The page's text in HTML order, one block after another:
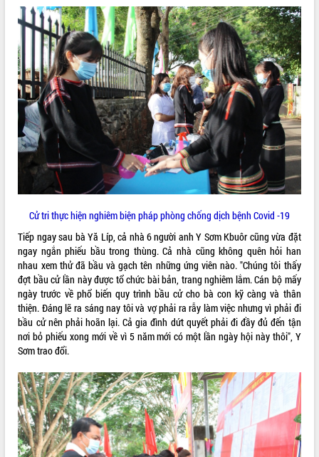
Diễn đàn Kinh tế tư nhân Việt Nam đột
phá cơ chế - Hợp tác công tư
Đề án 06 tạo bước ngoặt đột phá trong
cải cách hành chính tỉnh Đắk Lắk
Kết nối tour, đẩy mạnh chuyển đổi số
để phát triển du lịch Đắk Lắk
Khởi động Dự án Đầu tư xây dựng hạ
tầng kỹ thuật Cụm công nghiệp Tân
Tiến
Gặp mặt các cơ quan báo chí nhân Kỷ
niệm 101 năm Ngày Báo chí Cách
mạng Việt Nam
Đắk Lắk sơ kết 4 năm triển khai thực
hiện Đề án 06 của Chính phủ
Họp báo thông tin về Hội nghị Công bố
Quy hoạch và Xúc tiến đầu tư tỉnh Đắk
Lắk
Khơi thông điểm nghẽn, đẩy nhanh
giải ngân vốn khắc phục thiên tai
HĐND tỉnh thông qua điều chỉnh Quy
hoạch tỉnh thời kỳ 2021-2030
Hội thảo góp ý hồ sơ điều chỉnh quy
hoạch tỉnh Đắk Lắk thời kỳ 2021-2030,
Nâng cao hiệu quả hoạt động của các
doanh nghiệp nhà nước
Hội nghị triển khai kết nối mạng
truyền số liệu chuyên dùng phục vụ cơ
quan Đảng, Nhà nước
Cử tri thực hiện nghiêm biện pháp phòng chống dịch bệnh Covid -19
Tiếp ngay sau bà Yă Líp, cả nhà 6 người anh Y Sơm Kbuôr cũng vừa đặt
ngay ngắn phiếu bầu trong thùng. Cả nhà cũng không quên hỏi han
nhau xem thử đã bầu và gạch tên những ứng viên nào. "Chúng tôi thấy
đợt bầu cử lần này được tổ chức bài bản, trang nghiêm lắm. Cán bộ mấy
ngày trước về phổ biến quy trình bầu cử cho bà con kỹ càng và thân
thiện. Đáng lẽ ra sáng nay tôi và vợ phải ra rẫy làm việc nhưng vì phải đi
bầu cử nên phải hoãn lại. Cả gia đình dứt quyết phải đi đầy đủ đến tận
nơi bỏ phiếu xong mới về vì 5 năm mới có một lần ngày hội này thôi", Y
Sơm trao đổi.